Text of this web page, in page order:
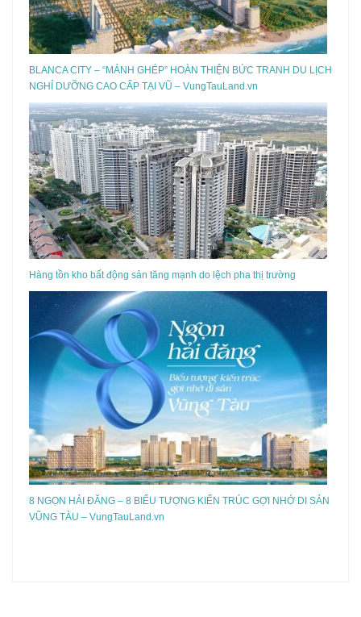
BLANCA CITY – “MẢNH GHÉP” HOÀN THIỆN BỨC TRANH DU LỊCH
NGHỈ DƯỠNG CAO CẤP TẠI VŨ – VungTauLand.vn
Hàng tồn kho bất động sản tăng mạnh do lệch pha thị trường
8 NGỌN HẢI ĐĂNG – 8 BIỂU TƯỢNG KIẾN TRÚC GỢI NHỚ DI SẢN
VŨNG TÀU – VungTauLand.vn